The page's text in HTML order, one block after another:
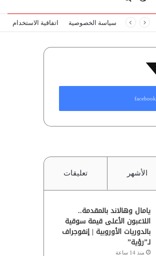
عنالمظلم
سياسة الخصوصية اتفاقية الاستخدام
facebook
الأشهر تعليقات
يامال وهالاند بالمقدمة..
اللاعبون الأعلى قيمة سوقية
بالدوريات الأوروبية | إنفوجراف
لـ”رؤية”
منذ 14 ساعة